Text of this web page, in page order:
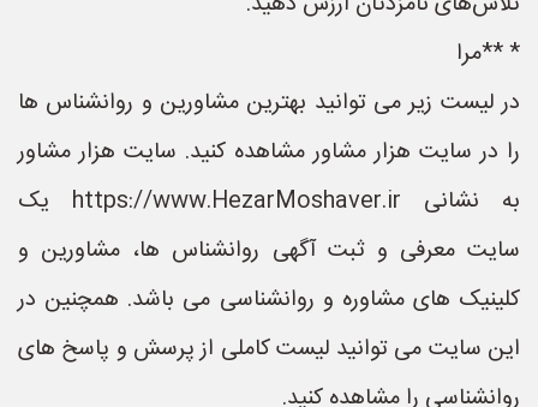
* **مرا
در لیست زیر می توانید بهترین مشاورین و روانشناس ها
را در سایت هزار مشاور مشاهده کنید. سایت هزار مشاور
به نشانی https://www.HezarMoshaver.ir یک
سایت معرفی و ثبت آگهی روانشناس ها، مشاورین و
کلینیک های مشاوره و روانشناسی می باشد. همچنین در
این سایت می توانید لیست کاملی از پرسش و پاسخ های
روانشناسی را مشاهده کنید.